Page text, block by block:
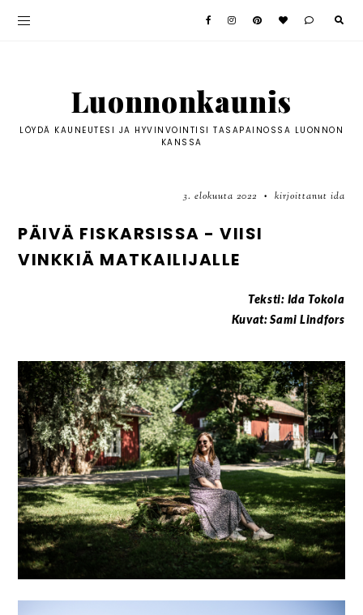
Luonnonkaunis
LÖYDÄ KAUNEUTESI JA HYVINVOINTISI TASAPAINOSSA LUONNON
KANSSA
3. elokuuta 2022 • kirjoittanut ida
PÄIVÄ FISKARSISSA - VIISI
VINKKIÄ MATKAILIJALLE
Teksti: Ida Tokola
Kuvat: Sami Lindfors